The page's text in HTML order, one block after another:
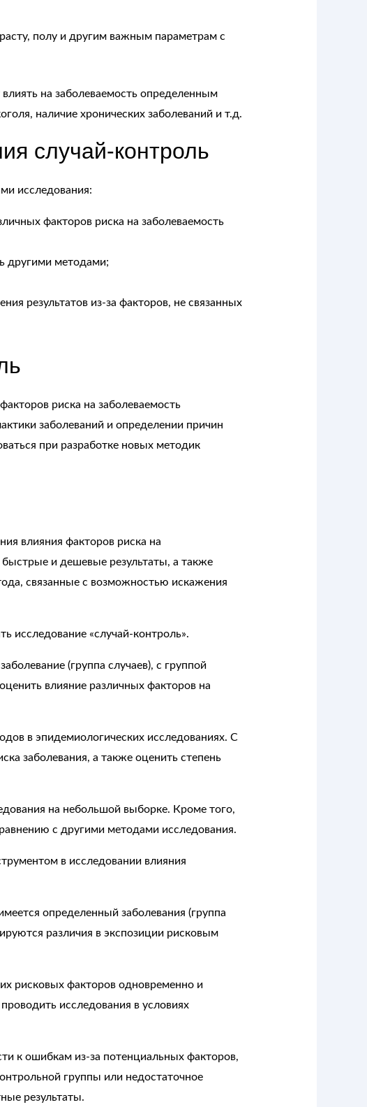
полу и другим важным параметрам с
на заболеваемость определенным
наличие хронических заболеваний и т.д.
случай-контроль
исследования:
факторов риска на заболеваемость
другими методами;
результатов из-за факторов, не связанных
риска на заболеваемость
заболеваний и определении причин
при разработке новых методик
влияния факторов риска на
быстрые и дешевые результаты, а также
связанные с возможностью искажения
исследование «случай-контроль».
(группа случаев), с группой
влияние различных факторов на
в эпидемиологических исследованиях. С
заболевания, а также оценить степень
на небольшой выборке. Кроме того,
с другими методами исследования.
в исследовании влияния
определенный заболевания (группа
различия в экспозиции рисковым
рисковых факторов одновременно и
исследования в условиях
к ошибкам из-за потенциальных факторов,
группы или недостаточное
результаты.